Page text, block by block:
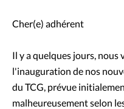
Cher(e) adhérent
Il y a quelques jours,
l'inauguration de nos
du TCG, prévue
malheureusement selon